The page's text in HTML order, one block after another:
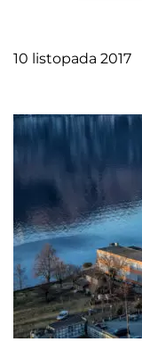
10 listopada 2017